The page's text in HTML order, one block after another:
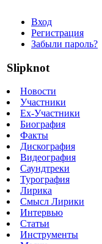
Вход
Регистрация
Забыли пароль?
Slipknot
Новости
Участники
Ex-Участники
Биография
Факты
Дискография
Видеография
Саундтреки
Турография
Лирика
Смысл Лирики
Интервью
Статьи
Инструменты